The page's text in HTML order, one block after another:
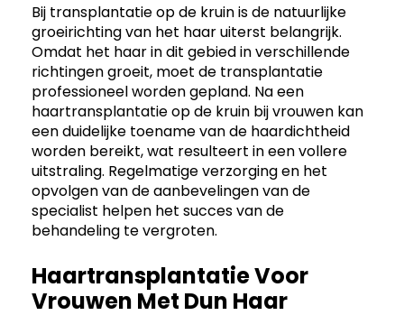
Bij transplantatie op de kruin is de natuurlijke
groeirichting van het haar uiterst belangrijk.
Omdat het haar in dit gebied in verschillende
richtingen groeit, moet de transplantatie
professioneel worden gepland. Na een
haartransplantatie op de kruin bij vrouwen kan
een duidelijke toename van de haardichtheid
worden bereikt, wat resulteert in een vollere
uitstraling. Regelmatige verzorging en het
opvolgen van de aanbevelingen van de
specialist helpen het succes van de
behandeling te vergroten.
Haartransplantatie Voor
Vrouwen Met Dun Haar